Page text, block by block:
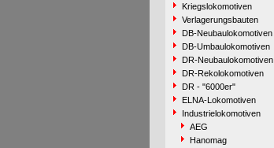
Kriegslokomotiven
Verlagerungsbauten
DB-Neubaulokomotiven
DB-Umbaulokomotiven
DR-Neubaulokomotiven
DR-Rekolokomotiven
DR - "6000er"
ELNA-Lokomotiven
Industrielokomotiven
AEG
Hanomag